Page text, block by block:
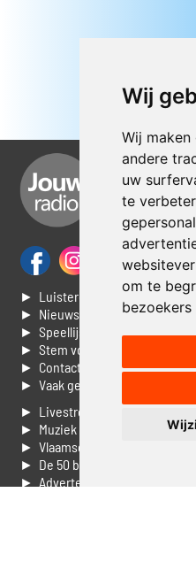
Wij
Wij
andere
uw
te
om te
bezoekers
► Luisteren naar Jouwradio
► Nieuws
► Speellijst
► Stem voor de Dag top 3
► Contacteer ons
► Vaak gestelde vragen
► Livestream informatie
► Muziek opzoeken
► Vlaamse 100 Aller tijden
► De 50 beste van...
► Adverteren op Jouwradio